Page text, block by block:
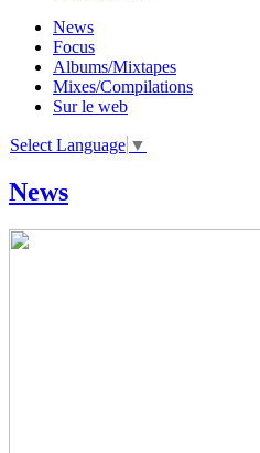
News
Focus
Albums/Mixtapes
Mixes/Compilations
Sur le web
Select Language ▼
News